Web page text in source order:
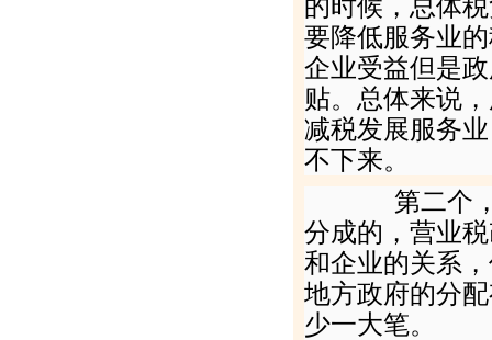
要降低服务业
企业受益但是
贴。总体来说
减税发展服务
不下来。
第二个，
分成的，营业
和企业的关系
地方政府的分
少一大笔。